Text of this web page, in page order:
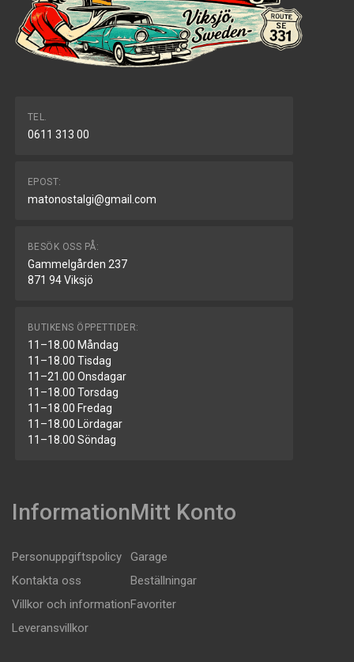
TEL.
0611 313 00
EPOST:
matonostalgi@gmail.com
BESÖK OSS PÅ:
Gammelgården 237
871 94 Viksjö
BUTIKENS ÖPPETTIDER:
11–18.00 Måndag
11–18.00 Tisdag
11–21.00 Onsdagar
11–18.00 Torsdag
11–18.00 Fredag
11–18.00 Lördagar
11–18.00 Söndag
Information
Personuppgiftspolicy
Kontakta oss
Villkor och information
Leveransvillkor
Mitt Konto
Garage
Beställningar
Favoriter